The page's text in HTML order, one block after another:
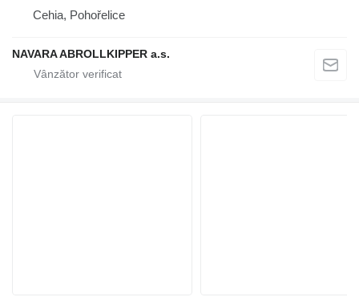
Cehia, Pohořelice
NAVARA ABROLLKIPPER a.s.